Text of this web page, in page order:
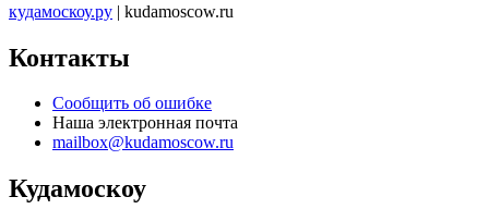
кудамоскоу.ру | kudamoscow.ru
Контакты
Сообщить об ошибке
Наша электронная почта
mailbox@kudamoscow.ru
Кудамоскоу